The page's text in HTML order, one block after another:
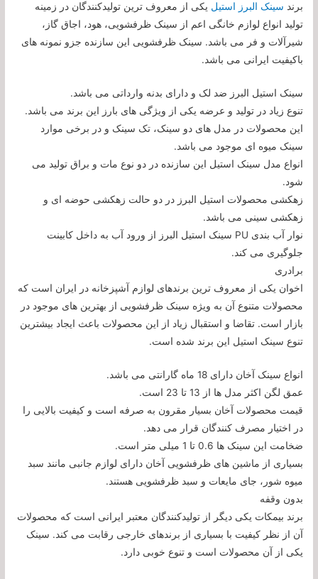
برند سینک البرز استیل یکی از معروف ترین تولیدکنندگان در زمینه
تولید انواع لوازم خانگی اعم از سینک ظرفشویی، هود، اجاق گاز،
شیرآلات و فر می باشد. سینک ظرفشویی این سازنده جزو نمونه های
باکیفیت ایرانی می باشد.
سینک استیل البرز ضد لک و دارای بدنه وارداتی می باشد.
تنوع زیاد در تولید و عرضه یکی از ویژگی های بارز این برند می باشد.
این محصولات در مدل های دو سینک، تک سینک و در برخی موارد
سینک میوه ای موجود می باشد.
انواع مدل سینک استیل این سازنده در دو نوع مات و براق تولید می
شود.
زهکشی محصولات استیل البرز در دو حالت زهکشی حوضه ای و
زهکشی سینی می باشد.
نوار آب بندی PU سینک استیل البرز از ورود آب به داخل کابینت
جلوگیری می کند.
برادری
اخوان یکی از معروف ترین برندهای لوازم آشپزخانه در ایران است که
محصولات متنوع آن به ویژه سینک ظرفشویی از بهترین های موجود در
بازار است. تقاضا و استقبال زیاد از این محصولات باعث ایجاد بیشترین
تنوع سینک استیل این برند شده است.
انواع سینک آخان دارای 18 ماه گارانتی می باشد.
عمق لگن اکثر مدل ها از 13 تا 23 است.
قیمت محصولات آخان بسیار مقرون به صرفه است و کیفیت بالایی را
در اختیار مصرف کنندگان قرار می دهد.
ضخامت این سینک ها 0.6 تا 1 میلی متر است.
بسیاری از ماشین های ظرفشویی آخان دارای لوازم جانبی مانند سبد
میوه شور، جای مایعات و سبد ظرفشویی هستند.
بدون وقفه
برند بیمکات یکی دیگر از تولیدکنندگان معتبر ایرانی است که محصولات
آن از نظر کیفیت با بسیاری از برندهای خارجی رقابت می کند. سینک
یکی از آن محصولات است و تنوع خوبی دارد.